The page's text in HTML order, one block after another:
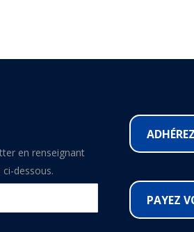
en renseignant
dessous.
PAYEZ